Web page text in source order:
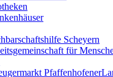
Scheyern
für